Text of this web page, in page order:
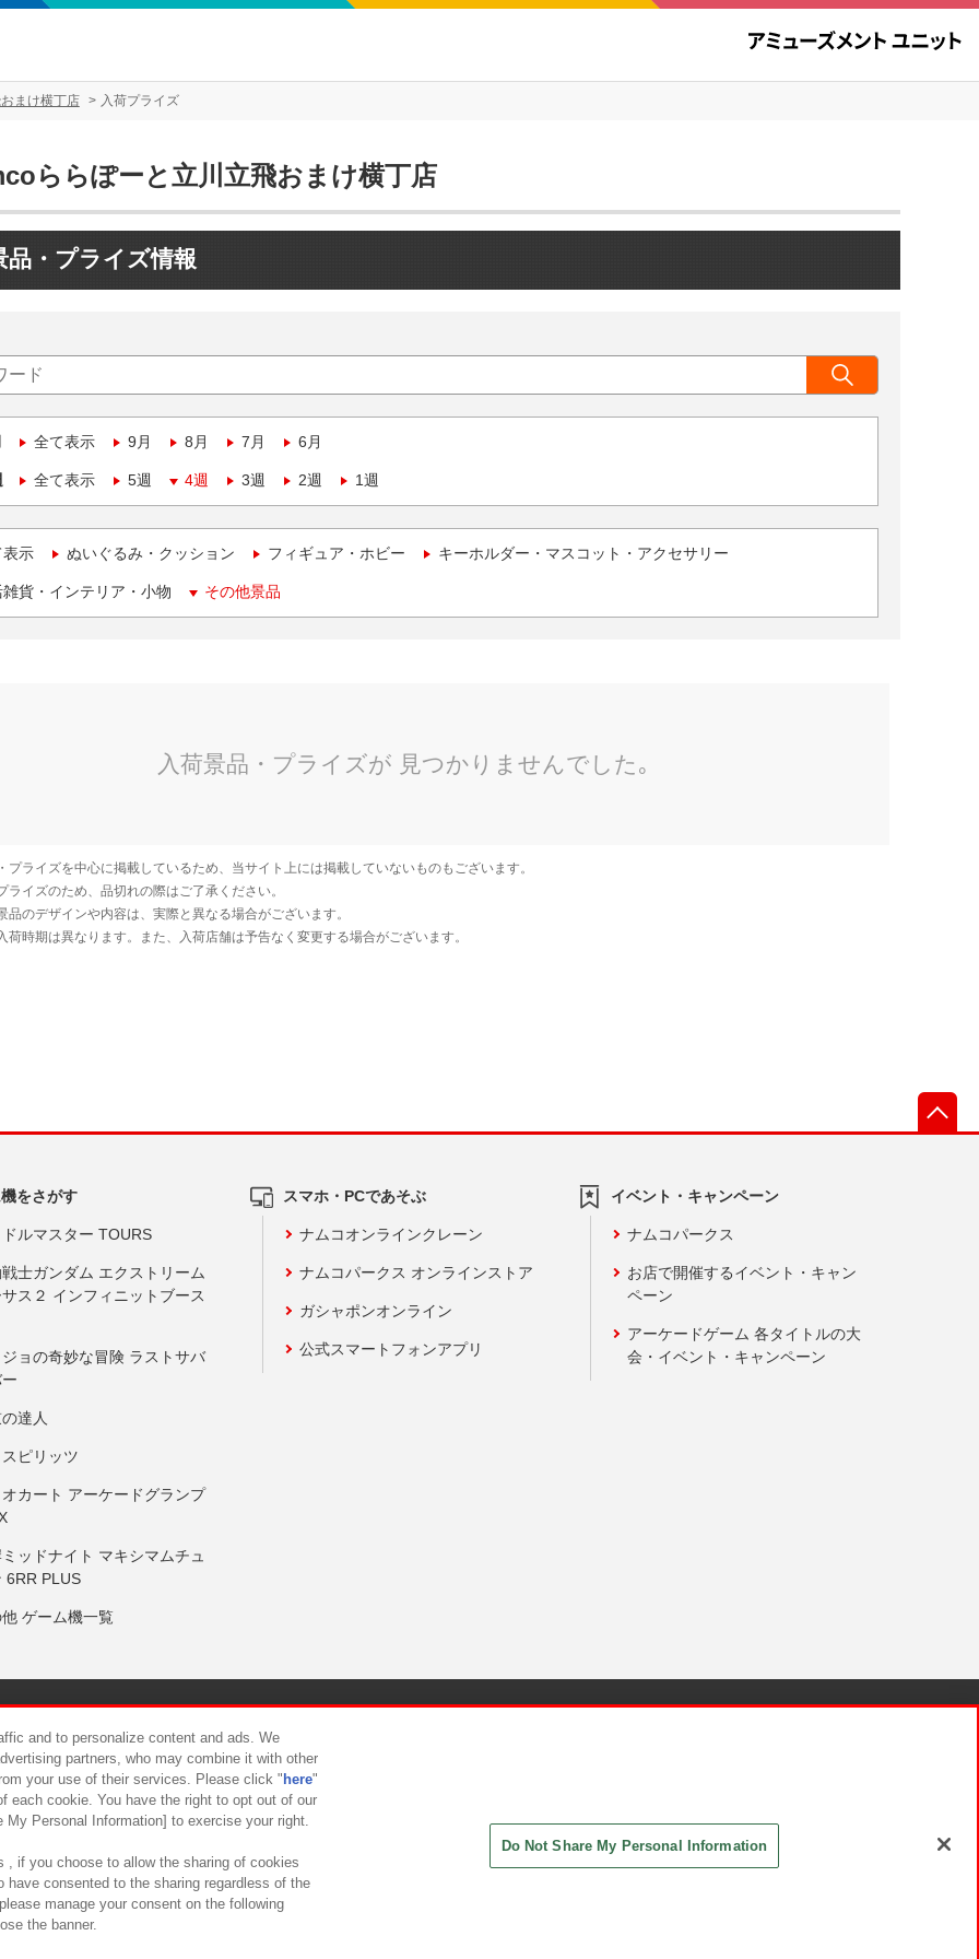
まけ横丁店 入荷プライズ
ららぽーと立川立飛おまけ横丁店
品・プライズ情報
全て表示 9月 8月 7月 6月
全て表示 5週 4週 3週 2週 1週
表示 ぬいぐるみ・クッション フィギュア・ホビー キーホルダー・マスコット・アクセサリー
貨・インテリア・小物 その他景品
をさがす
ルマスター TOURS
士ガンダム エクストリーム
ス２ インフィニットブース
ョの奇妙な冒険 ラストサバ
達人
ピリッツ
カート アーケードグランプ
ッドナイト マキシマムチュ
6RR PLUS
ゲーム機一覧
スマホ・PCであそぶ
ナムコオンラインクレーン
ナムコパークス オンラインストア
ガシャポンオンライン
公式スマートフォンアプリ
イベント・キャンペーン
ナムコパークス
お店で開催するイベント・キャン
ペーン
アーケードゲーム 各タイトルの大
会・イベント・キャンペーン
について カスタマーハラスメント対応方針
and to personalize content and ads. We
partners, who may combine it with other
your use of their services. Please click " here"
each cookie. You have the right to opt out of our
Personal Information] to exercise your right.
, if you choose to allow the sharing of cookies
have consented to the sharing regardless of the
manage your consent on the following
the banner.
Do Not Share My Personal Information